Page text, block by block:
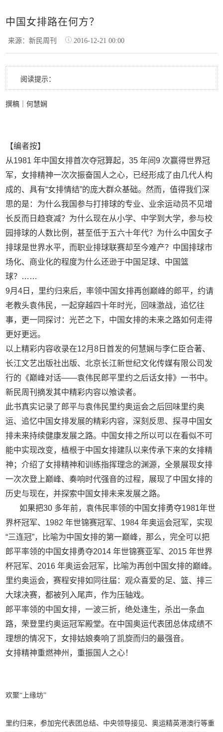
中国女排路在何方？
来源：新民周刊 2016-12-21 00:00
阅读提示：
撰稿｜何慧娴
【编者按】
从1981 年中国女排首次夺冠算起，35 年间9 次赢得世界冠
军，女排精神一次次振奋国人之心，已经形成了由几代人构
成的、具有“女排情结”的庞大群众基础。然而，值得我们深
思的是：为什么我国参与打排球的专业、业余运动员不见增
长反而日趋衰减？为什么现在从小学、中学到大学，参与校
园排球的人数比例，甚至低于五六十年代？为什么中国女子
排球是世界水平，而职业排球联赛却至今难产？中国排球市
场化、商业化的程度为什么还逊于中国足球、中国篮
球？……
9月4日，里约归来后，率领中国女排再创巅峰的郎平，约请
老教头袁伟民，一起穿越四十年时光，回味激战，追忆往
事，更一同探讨：光芒之下，中国女排的未来之路如何走得
更好更远。
以上精彩内容收录在12月8日首发的何慧娴与李仁臣合著、
长江文艺出版社出版、北京长江新世纪文化传媒有限公司发
行的《巅峰对话——袁伟民郎平里约之后话女排》一书中。
新民周刊摘发其中精彩内容以飧读者。
此书真实记录了郎平与袁伟民里约奥运会之后回味里约奥
运、追忆中国女排发展的精彩内容，深刻反思、探寻中国女
排未来持续健康发展之路。中国女排之所以可以在看似不可
能中实现改变，植根于中国女排建队以来传承下来的女排精
神；介绍了女排精神和训练指挥理念的渊源，全景展现女排
一次次登上巅峰、奏响时代强音的过程，展现了中国女排的
历史与现在，并探索中国女排未来发展之路。
如果把30 多年前，袁伟民率领的中国女排勇夺1981年世
界杯冠军、1982 年世锦赛冠军、1984 年奥运会冠军，实现
“三连冠”，比喻为中国女排的第一巅峰，那么，完全可以把
郎平率领的中国女排勇夺2014 年世锦赛亚军、2015 年世界
杯冠军、2016 年奥运会冠军，比喻为再创中国女排的巅峰。
里约奥运会，赛程安排如同往届：观众喜爱的足、篮、排三
大球决赛，都被列入尾声，作为压轴戏。
郎平率领的中国女排，一波三折，绝处逢生，杀出一条血
路，荣登里约奥运冠军殿堂。在中国奥运代表团总体成绩不
理想的情况下，女排姑娘奏响了凯旋而归的最强音。
女排精神重燃神州，重振国人之心！
欢聚“上缘坊”
里约归来，参加完代表团总结、中央领导接见、奥运精英港澳行等重